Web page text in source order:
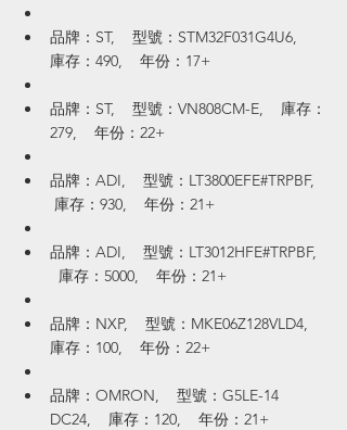
品牌：ST,    型號：STM32F031G4U6,
庫存：490,    年份：17+
品牌：ST,    型號：VN808CM-E,    庫存：
279,    年份：22+
品牌：ADI,    型號：LT3800EFE#TRPBF,
庫存：930,    年份：21+
品牌：ADI,    型號：LT3012HFE#TRPBF,
  庫存：5000,    年份：21+
品牌：NXP,    型號：MKE06Z128VLD4,
庫存：100,    年份：22+
品牌：OMRON,    型號：G5LE-14
DC24,    庫存：120,    年份：21+